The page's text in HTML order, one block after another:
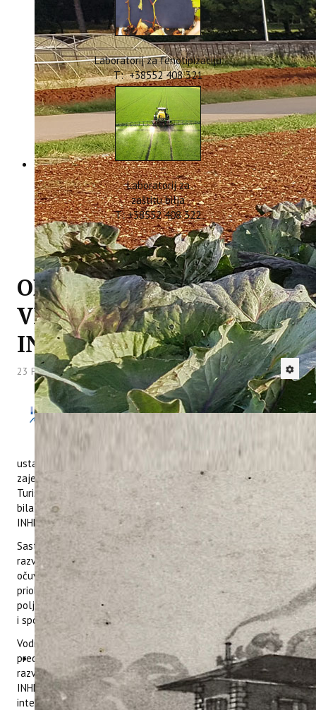
Laboratorij za fenotipizaciju
T: +38552 408 321
Laboratorij za
zaštitu bilja
T: +38552 408 322
ODRŽAN SASTANAK
VEZAN UZ PROŠIRENJE
INHERITURA PODRUČJA
23 Prosinac 2021 Hitova: 3225
Dana 22. prosinca 2021. godine u Centru
za posjetitelje Parka prirode Učka na
Poklonu, održan je sastanak s
predstavnicima Parka prirode Učka, Javne
ustanove Priroda, Turističke zajednice Kvarner, Turističke
zajednice općine Kršan, Turističke zajednice općine Lovran te
Turističke zajednice općine Mošćenička draga. na sastanku je
bila prisutna i direktorica TZ Kvarner koja je ujedno i
INHERITURA ambasador.
Sastanak održan s ciljem prezentacije INHERITURA oznake
razvijene u sklopu projekta Održive turističke strategije za
očuvanje i valorizaciju prirodne baštine mediteranske obale i
priobalja - INHERIT organiziran je od strane Instituta za
poljoprivredu i turizam, uz suorganizaciju Ministarstva turizma
i sporta RH.
Voditeljica projekta u Institutu, dr.sc. Ana Težak Damijanić,
predstavila je rezultate projekta, INHERITURA oznaku
razvijenu u sklopu projekta te proceduru dobivanja iste.
INHERITURA oznakom, certificiraju se područja turističkog
interesa i bogate prirodne baštine, koja karakterizira zaštićen